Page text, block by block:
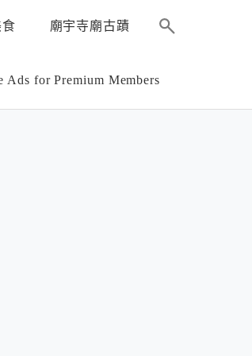
廟宇寺廟古蹟
Ads for Premium Members